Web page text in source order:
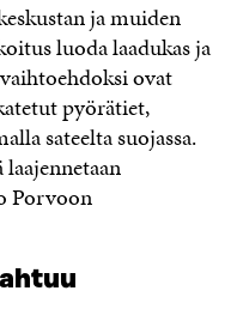
ja muiden
luoda laadukas ja
ovat
pyörätiet,
sateelta suojassa.
Porvoon